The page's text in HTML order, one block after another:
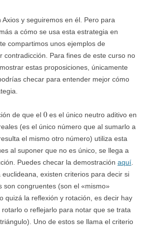
y seguiremos en él. Pero para
a cómo se usa esta estrategia en
compartimos unos ejemplos de
contradicción. Para fines de este curso no
estas proposiciones, únicamente
checar para entender mejor cómo
de que el 0 es el único neutro aditivo en
(es el único número que al sumarlo a
el mismo otro número) utiliza esta
al suponer que no es único, se llega a
Puedes checar la demostración aquí
euclideana, existen criterios para decir si
son congruentes (son el «mismo»
quizá la reflexión y rotación, es decir hay
rotarlo o reflejarlo para notar que se trata
Uno de estos se llama el criterio